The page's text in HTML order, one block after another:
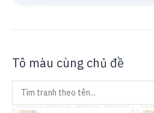
Tô màu cùng chủ đề